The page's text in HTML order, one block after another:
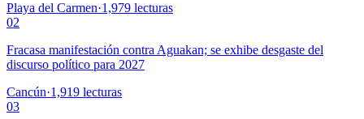
Playa del Carmen·1,979 lecturas
02
Fracasa manifestación contra Aguakan; se exhibe desgaste del
discurso político para 2027
Cancún·1,919 lecturas
03